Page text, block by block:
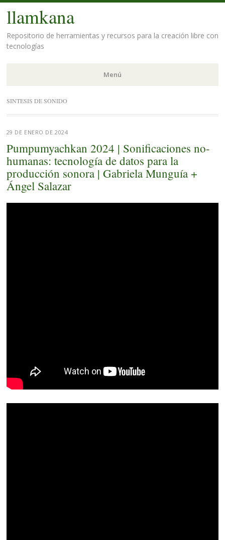
llamkana
Repositorio de herramientas y recursos para la creación libre con
tecnologías
Menú
Saltar
al
SINTESIS DE SONIDO
29 DE ENERO DE 2024
Pumpumyachkan 2024 | Sonificaciones no-
humanas: tecnología de datos para la
producción sonora | Gabriela Munguía +
Ángel Salazar